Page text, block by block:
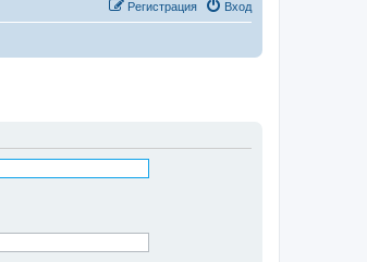
Вход
Регистрация